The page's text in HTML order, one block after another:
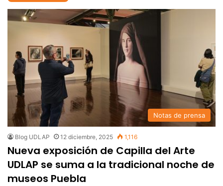
Notas de prensa
Blog UDLAP 12 diciembre, 2025 1,116
Nueva exposición de Capilla del Arte
UDLAP se suma a la tradicional noche de
museos Puebla